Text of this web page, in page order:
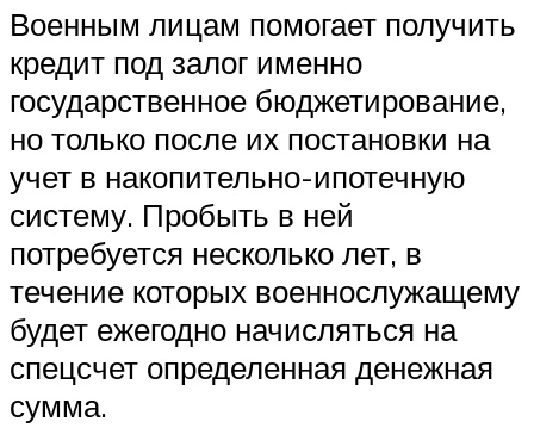
Военным лицам помогает получить
кредит под залог именно
государственное бюджетирование,
но только после их постановки на
учет в накопительно-ипотечную
систему. Пробыть в ней
потребуется несколько лет, в
течение которых военнослужащему
будет ежегодно начисляться на
спецсчет определенная денежная
сумма.